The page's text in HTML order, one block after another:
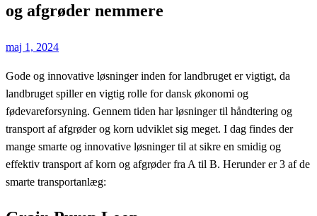
og afgrøder nemmere
Posted
maj 1, 2024
Gode og innovative løsninger inden for landbruget er vigtigt, da
landbruget spiller en vigtig rolle for dansk økonomi og
fødevareforsyning. Gennem tiden har løsninger til håndtering og
transport af afgrøder og korn udviklet sig meget. I dag findes der
mange smarte og innovative løsninger til at sikre en smidig og
effektiv transport af korn og afgrøder fra A til B. Herunder er 3 af de
smarte transportanlæg: